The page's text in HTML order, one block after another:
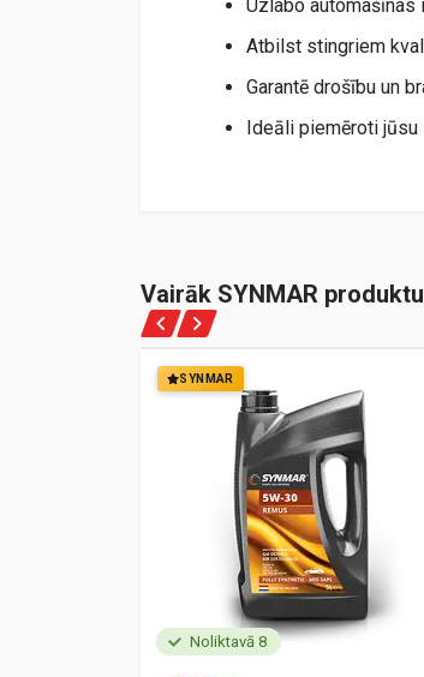
Uzlabo automašīnas
Atbilst stingriem
Garantē drošību un
Ideāli piemēroti jūsu
Vairāk SYNMAR
SYNMAR
Noliktavā 8